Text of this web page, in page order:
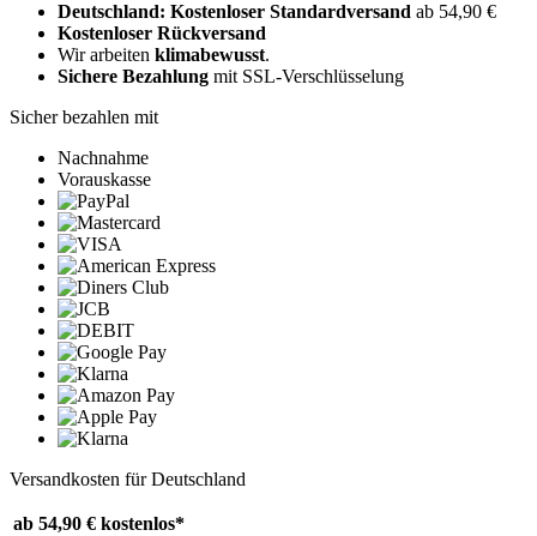
Deutschland: Kostenloser Standardversand ab 54,90 €
Kostenloser Rückversand
Wir arbeiten klimabewusst.
Sichere Bezahlung mit SSL-Verschlüsselung
Sicher bezahlen mit
Nachnahme
Vorauskasse
Versandkosten für Deutschland
ab 54,90 € kostenlos*